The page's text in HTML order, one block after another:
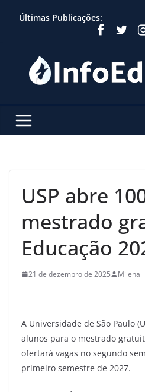
Últimas Publicações:
USP abre
mestrado
Educação
21 de dezembro de 2025 Milena
A Universidade de São Paulo
alunos para o mestrado
ofertará vagas no segundo
primeiro semestre de 2027.